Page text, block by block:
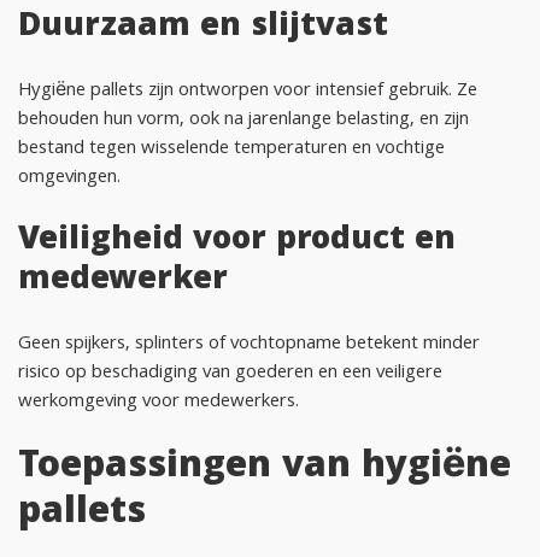
Duurzaam en slijtvast
Hygiëne pallets zijn ontworpen voor intensief gebruik. Ze
behouden hun vorm, ook na jarenlange belasting, en zijn
bestand tegen wisselende temperaturen en vochtige
omgevingen.
Veiligheid voor product en
medewerker
Geen spijkers, splinters of vochtopname betekent minder
risico op beschadiging van goederen en een veiligere
werkomgeving voor medewerkers.
Toepassingen van hygiëne
pallets